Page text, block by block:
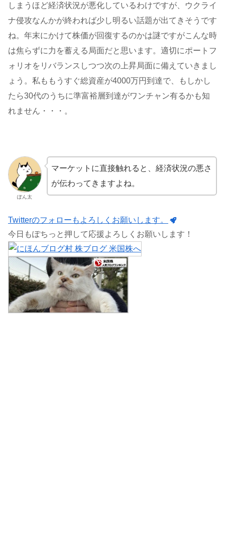
しまうほど経済状況が悪化しているわけですが、ウクライ
ナ侵攻なんかが終われば少し明るい話題が出てきそうです
ね。年末にかけて株価が回復するのかは謎ですがこんな時
は焦らずに力を蓄える局面だと思います。適切にポートフ
ォリオをリバランスしつつ次の上昇局面に備えていきまし
ょう。私ももうすぐ総資産が4000万円到達で、もしかし
たら30代のうちに準富裕層到達がワンチャン有るかも知
れません・・・。
ぽん太
マーケットに直接触れると、経済状況の悪さ
が伝わってきますよね。
Twitterのフォローもよろしくお願いします。
今日もぽちっと押して応援よろしくお願いします！